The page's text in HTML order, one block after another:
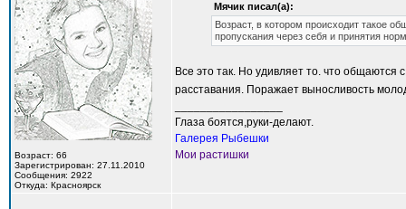
Возраст: 66
Зарегистрирован: 27.11.2010
Сообщения: 2922
Откуда: Красноярск
Мячик писал(а):
Возраст, в котором происходит такое
пропускания через себя и принятия
Все это так. Но удивляет то. что общаются
расставания. Поражает выносливость
Глаза боятся,руки-делают.
Галерея Рыбешки
Мои растишки